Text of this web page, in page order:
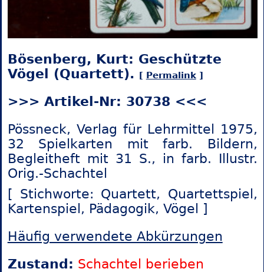
Bösenberg, Kurt: Geschützte
Vögel (Quartett). [ Permalink]
>>> Artikel-Nr: 30738 <<<
Pössneck, Verlag für Lehrmittel 1975,
32 Spielkarten mit farb. Bildern,
Begleitheft mit 31 S., in farb. Illustr.
Orig.-Schachtel
[ Stichworte: Quartett, Quartettspiel,
Kartenspiel, Pädagogik, Vögel ]
Häufig verwendete Abkürzungen
Zustand: Schachtel berieben